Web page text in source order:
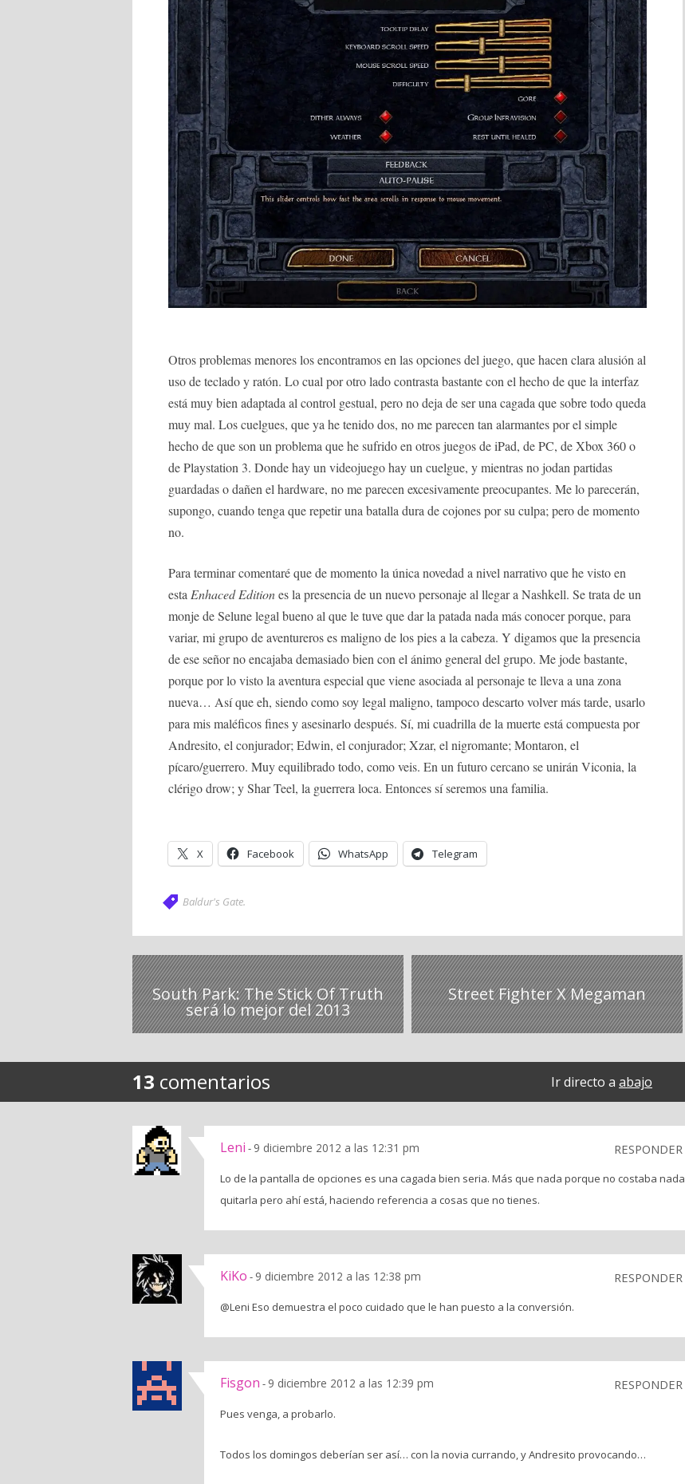
Otros problemas menores los encontramos en las opciones del juego, que hacen clara alusión al
uso de teclado y ratón. Lo cual por otro lado contrasta bastante con el hecho de que la interfaz
está muy bien adaptada al control gestual, pero no deja de ser una cagada que sobre todo queda
muy mal. Los cuelgues, que ya he tenido dos, no me parecen tan alarmantes por el simple
hecho de que son un problema que he sufrido en otros juegos de iPad, de PC, de Xbox 360 o
de Playstation 3. Donde hay un videojuego hay un cuelgue, y mientras no jodan partidas
guardadas o dañen el hardware, no me parecen excesivamente preocupantes. Me lo parecerán,
supongo, cuando tenga que repetir una batalla dura de cojones por su culpa; pero de momento
no.
Para terminar comentaré que de momento la única novedad a nivel narrativo que he visto en
esta Enhaced Editiones la presencia de un nuevo personaje al llegar a Nashkell. Se trata de un
monje de Selune legal bueno al que le tuve que dar la patada nada más conocer porque, para
variar, mi grupo de aventureros es maligno de los pies a la cabeza. Y digamos que la presencia
de ese señor no encajaba demasiado bien con el ánimo general del grupo. Me jode bastante,
porque por lo visto la aventura especial que viene asociada al personaje te lleva a una zona
nueva… Así que eh, siendo como soy legal maligno, tampoco descarto volver más tarde, usarlo
para mis maléficos fines y asesinarlo después. Sí, mi cuadrilla de la muerte está compuesta por
Andresito, el conjurador; Edwin, el conjurador; Xzar, el nigromante; Montaron, el
pícaro/guerrero. Muy equilibrado todo, como veis. En un futuro cercano se unirán Viconia, la
clérigo drow; y Shar Teel, la guerrera loca. Entonces sí seremos una familia.
X Facebook WhatsApp Telegram
Baldur's Gate.
South Park: The Stick Of Truth
será lo mejor del 2013
Street Fighter X Megaman
13 comentarios Ir directo a abajo
Leni - 9 diciembre 2012 a las 12:31 pm RESPONDER
Lo de la pantalla de opciones es una cagada bien seria. Más que nada porque no costaba nada
quitarla pero ahí está, haciendo referencia a cosas que no tienes.
KiKo - 9 diciembre 2012 a las 12:38 pm RESPONDER
@Leni Eso demuestra el poco cuidado que le han puesto a la conversión.
Fisgon - 9 diciembre 2012 a las 12:39 pm RESPONDER
Pues venga, a probarlo.
Todos los domingos deberían ser así… con la novia currando, y Andresito provocando…